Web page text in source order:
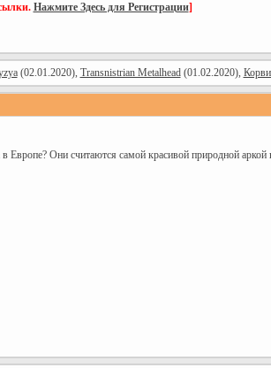
Нажмите Здесь для Регистрации]
(02.01.2020), Transnistrian Metalhead(01.02.2020),
Европе? Они считаются самой красивой природной